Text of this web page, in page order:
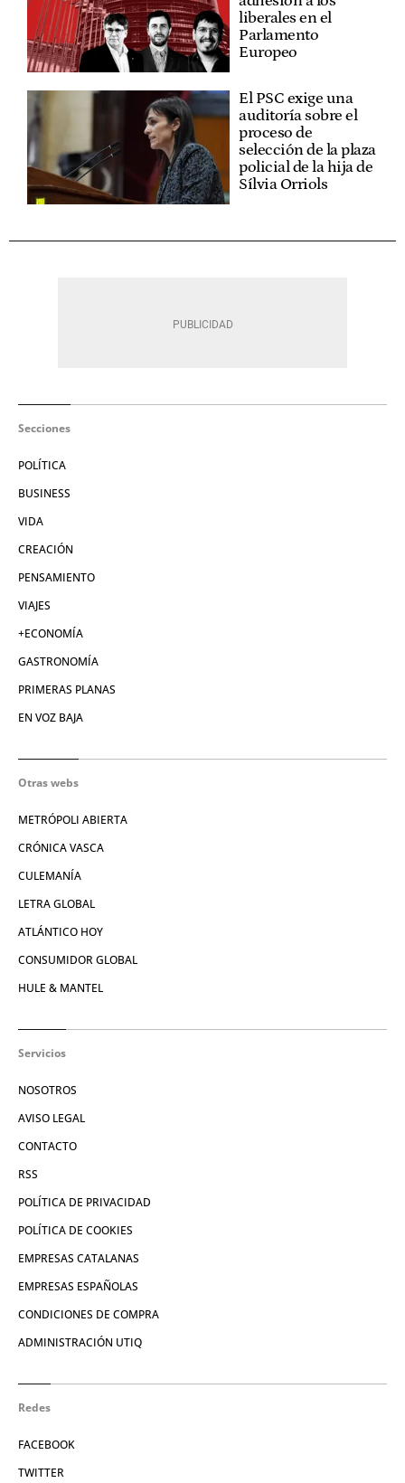
liberales en el
Parlamento
Europeo
El PSC exige una
auditoría sobre el
proceso de
selección de la plaza
policial de la hija de
Sílvia Orriols
Secciones
POLÍTICA
BUSINESS
VIDA
CREACIÓN
PENSAMIENTO
VIAJES
+ECONOMÍA
GASTRONOMÍA
PRIMERAS PLANAS
EN VOZ BAJA
Otras webs
METRÓPOLI ABIERTA
CRÓNICA VASCA
CULEMANÍA
LETRA GLOBAL
ATLÁNTICO HOY
CONSUMIDOR GLOBAL
HULE & MANTEL
Servicios
NOSOTROS
AVISO LEGAL
CONTACTO
RSS
POLÍTICA DE PRIVACIDAD
POLÍTICA DE COOKIES
EMPRESAS CATALANAS
EMPRESAS ESPAÑOLAS
CONDICIONES DE COMPRA
ADMINISTRACIÓN UTIQ
Redes
FACEBOOK
TWITTER